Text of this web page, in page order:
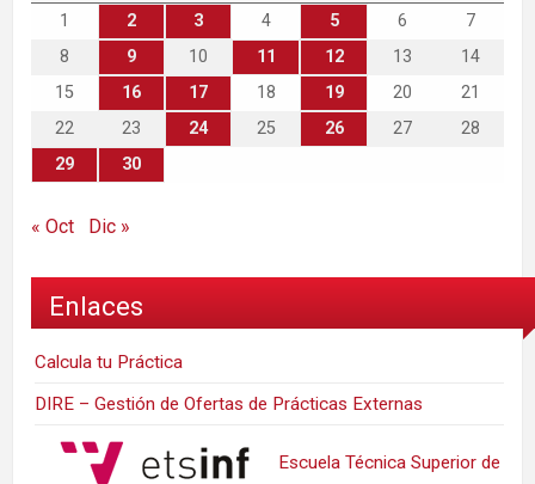
1
2 3 4 5 6
7
8
9 10 11 12 13
14
15
16 17 18 19 20
21
22
23 24 25 26 27
28
29
30
« Oct Dic »
Enlaces
Calcula tu Práctica
DIRE – Gestión de Ofertas de Prácticas Externas
Escuela Técnica Superior de